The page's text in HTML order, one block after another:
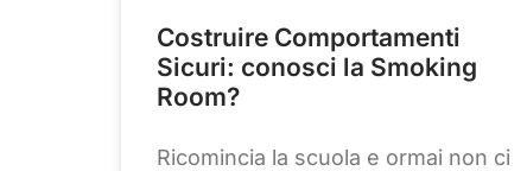
Costruire Comportamenti
Sicuri: conosci la Smoking
Room?
Ricomincia la scuola e ormai non ci